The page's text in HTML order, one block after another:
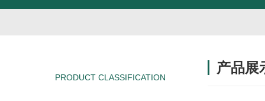
PRODUCT CLASSIFICATION
产品展